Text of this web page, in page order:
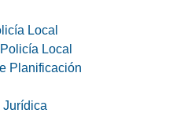
Local
Local
Planificación
Jurídica